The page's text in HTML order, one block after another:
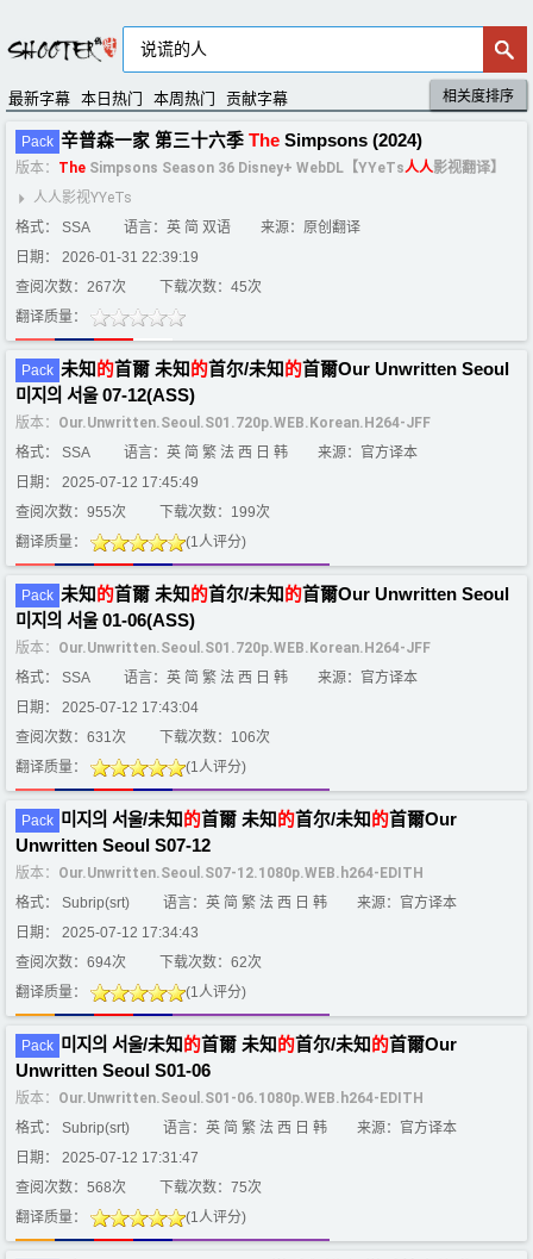
最新字幕 本日热门 本周热门 贡献字幕 默认排序
评分排序
相关度排序
Pack 辛普森一家 第三十六季 The Simpsons (2024)
版本： The Simpsons Season 36 Disney+ WebDL【YYeTs人人影视翻译】
人人影视YYeTs
格式： SSA
语言：英 简 双语
来源：原创翻译
日期： 2026-01-31 22:39:19
查阅次数：267次
下载次数：45次
翻译质量：
Pack 未知的首爾 未知的首尔/未知的首爾Our Unwritten Seoul
미지의 서울 07-12(ASS)
版本： Our.Unwritten.Seoul.S01.720p.WEB.Korean.H264-JFF
格式： SSA
语言：英 简 繁 法 西 日 韩
来源：官方译本
日期： 2025-07-12 17:45:49
查阅次数：955次
下载次数：199次
翻译质量：
(1人评分)
Pack 未知的首爾 未知的首尔/未知的首爾Our Unwritten Seoul
미지의 서울 01-06(ASS)
版本： Our.Unwritten.Seoul.S01.720p.WEB.Korean.H264-JFF
格式： SSA
语言：英 简 繁 法 西 日 韩
来源：官方译本
日期： 2025-07-12 17:43:04
查阅次数：631次
下载次数：106次
翻译质量：
(1人评分)
Pack 미지의 서울/未知的首爾 未知的首尔/未知的首爾Our
Unwritten Seoul S07-12
版本： Our.Unwritten.Seoul.S07-12.1080p.WEB.h264-EDITH
格式： Subrip(srt)
语言：英 简 繁 法 西 日 韩
来源：官方译本
日期： 2025-07-12 17:34:43
查阅次数：694次
下载次数：62次
翻译质量：
(1人评分)
Pack 미지의 서울/未知的首爾 未知的首尔/未知的首爾Our
Unwritten Seoul S01-06
版本： Our.Unwritten.Seoul.S01-06.1080p.WEB.h264-EDITH
格式： Subrip(srt)
语言：英 简 繁 法 西 日 韩
来源：官方译本
日期： 2025-07-12 17:31:47
查阅次数：568次
下载次数：75次
翻译质量：
(1人评分)